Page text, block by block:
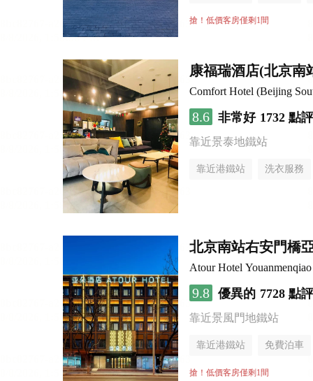
無煙樓層
搶！低價客房僅剩1間
康福瑞酒店(北京南
Comfort Hotel (Beijing
8.6 非常好 1732 點評
靠近景泰地鐵站
靠近港鐵站 洗衣服務
北京南站右安門橋
Atour Hotel
9.8 優異的 7728 點評
靠近景風門地鐵站
靠近港鐵站 免費泊車
行李寄存服務
搶！低價客房僅剩1間